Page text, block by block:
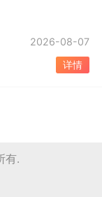
2026-08-07
详情
有.